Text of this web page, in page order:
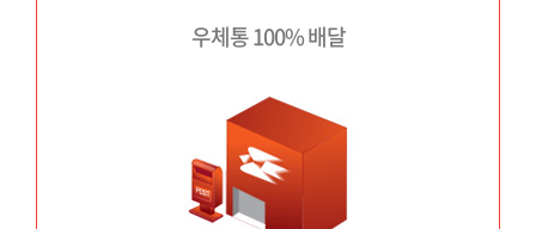
우체통 100% 배달